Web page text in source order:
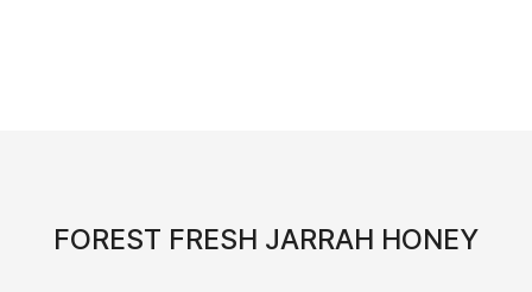
FOREST FRESH JARRAH HONEY